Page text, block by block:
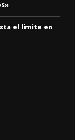
el límite en